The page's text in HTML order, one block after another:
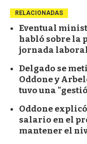
RELACIONADAS
Eventual
habló sobre la
jornada
Delgado se
Oddone y
tuvo una
Oddone
salario en el
mantener el